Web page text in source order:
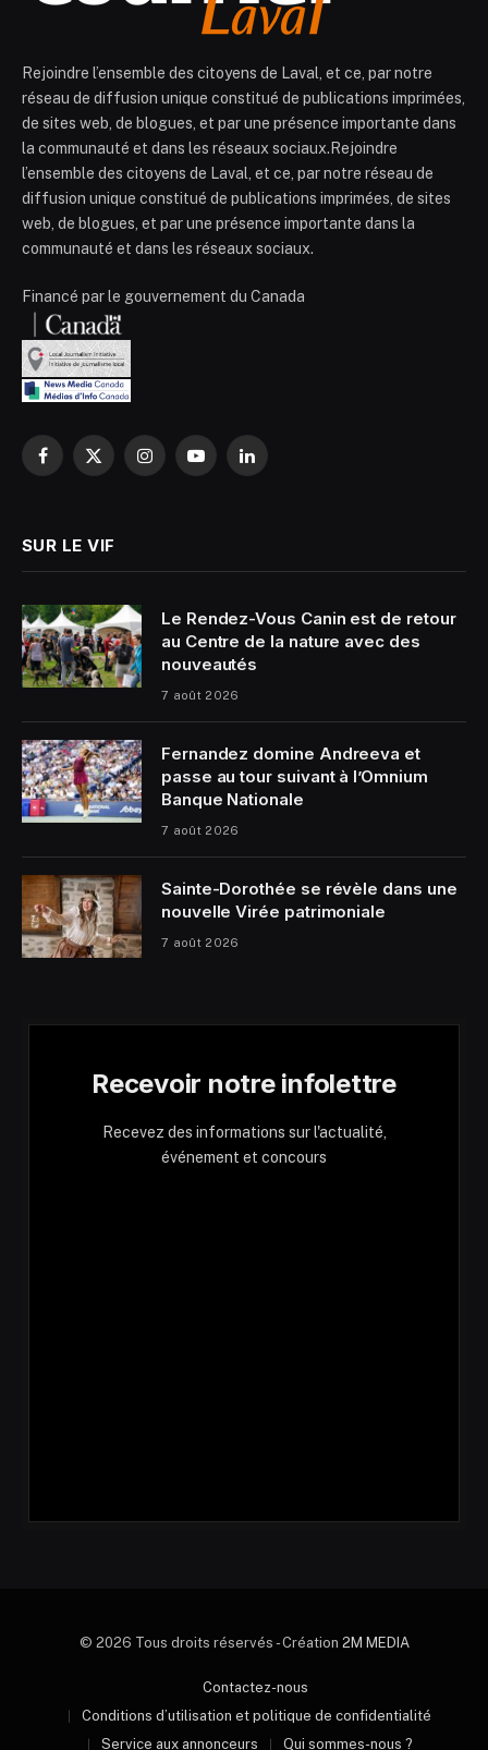
Rejoindre l’ensemble des citoyens de Laval, et ce, par notre
réseau de diffusion unique constitué de publications imprimées,
de sites web, de blogues, et par une présence importante dans
la communauté et dans les réseaux sociaux.Rejoindre
l’ensemble des citoyens de Laval, et ce, par notre réseau de
diffusion unique constitué de publications imprimées, de sites
web, de blogues, et par une présence importante dans la
communauté et dans les réseaux sociaux.
Financé par le gouvernement du Canada
Facebook
X
InstagramYouTubeLinkedIn
SUR LE VIF
Le Rendez-Vous Canin est de retour
au Centre de la nature avec des
nouveautés
7 août 2026
Fernandez domine Andreeva et
passe au tour suivant à l’Omnium
Banque Nationale
7 août 2026
Sainte-Dorothée se révèle dans une
nouvelle Virée patrimoniale
7 août 2026
Recevoir notre infolettre
Recevez des informations sur l'actualité,
événement et concours
© 2026 Tous droits réservés - Création 2M MEDIA
Contactez-nous
Conditions d’utilisation et politique de confidentialité
Service aux annonceurs
Qui sommes-nous ?